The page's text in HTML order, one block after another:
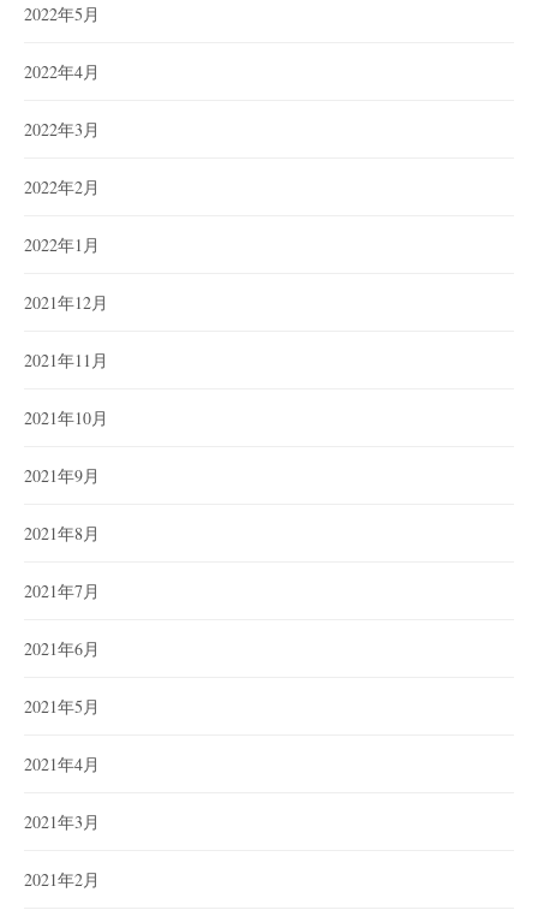
2022年5月
2022年4月
2022年3月
2022年2月
2022年1月
2021年12月
2021年11月
2021年10月
2021年9月
2021年8月
2021年7月
2021年6月
2021年5月
2021年4月
2021年3月
2021年2月